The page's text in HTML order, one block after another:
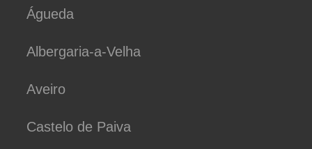
Águeda
Albergaria-a-Velha
Aveiro
Castelo de Paiva